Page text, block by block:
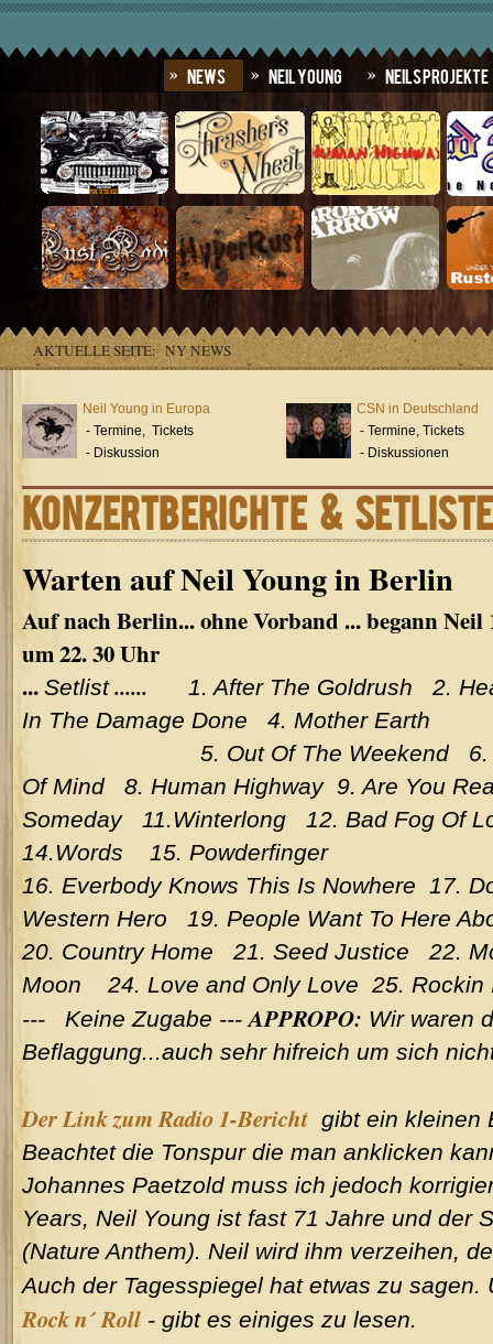
News Neil Young Neils Projekte
AKTUELLE SEITE: NY NEWS
Neil Young in Europa
- Termine, Tickets
- Diskussion
CSN in Deutschland
- Termine, Tickets
- Diskussionen
KONZERTBERICHTE &
Warten auf Neil Young in Berlin
Auf nach Berlin... ohne Vorband ... begann Neil
um 22. 30 Uhr
... Setlist......
1. After The Goldrush 2.
In The Damage Done 4. Mother Earth
5. Out Of The Weekend 6.
Of Mind 8. Human Highway 9. Are You
Someday 11.Winterlong 12. Bad Fog Of
14.Words 15. Powderfinger
16. Everbody Knows This Is Nowhere 17.
Western Hero 19. People Want To Here
20. Country Home 21. Seed Justice 22.
Moon 24. Love and Only Love 25. Rockin
--- Keine Zugabe ---APPROPO: Wir waren
Beflaggung...auch sehr hifreich um sich
Der Link zum Radio 1-Bericht gibt ein kleinen
Beachtet die Tonspur die man anklicken
Johannes Paetzold muss ich jedoch
Years, Neil Young ist fast 71 Jahre und der
(Nature Anthem). Neil wird ihm verzeihen,
Auch der Tagesspiegel hat etwas zu
Rock n´ Roll - gibt es einiges zu lesen.